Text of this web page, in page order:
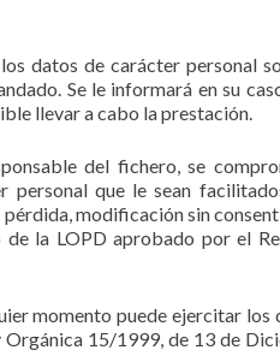
datos de carácter personal
Se le informará en su
llevar a cabo la prestación.
del fichero, se
que le sean
modificación sin
la LOPD aprobado por el
momento puede ejercitar
15/1999, de 13 de